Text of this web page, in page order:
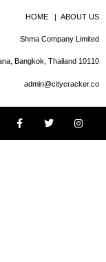
HOME | ABOUT US
Shma Company Limited
Bangkok, Thailand 10110
admin@citycracker.co